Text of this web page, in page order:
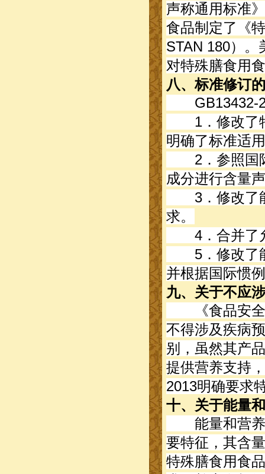
声称通用标准
食品制定了《
STAN 180）
对特殊膳食用
八、标准修订
GB13432-
1．修改了特
明确了标准适
2．参照国际
成分进行含量
3．修改了能
求。
4．合并了允
5．修改了能
并根据国际惯
九、关于不应
《食品安全
不得涉及疾病
别，虽然其产
提供营养支持
2013明确要求
十、关于能量
能量和营养
要特征，其含
特殊膳食用食